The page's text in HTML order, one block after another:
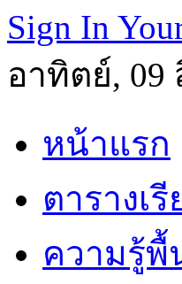
Sign In
อาทิตย์, 09
หน้าแรก
ตารางเ
ความรู้พื้